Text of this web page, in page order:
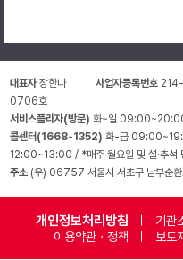
대표자장한나 사업자등록번호
0706호
서비스플라자(방문)화~일
콜센터(1668-1352)화-금
12:00~13:00 / *매주 월요일 및 설·추석
주소 (우) 06757 서울시 서초구 남부순
개인정보처리방침 기관
이용약관 · 정책
보도